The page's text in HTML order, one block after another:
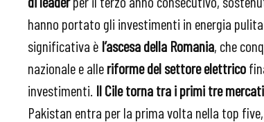
hanno portato gli investimenti in energia
significativa è l’ascesa della Romania, che
nazionale e alleriforme del settore elettrico
investimenti. Il Cile torna tra i primi tre mercati
Pakistan entra per la prima volta nella top